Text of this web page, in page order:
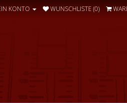
KONTO WUNSCHLISTE (0)